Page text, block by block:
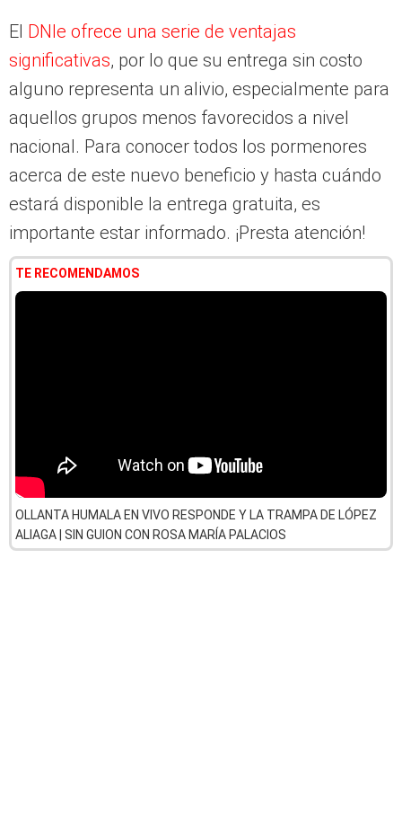
El DNIe ofrece una serie de ventajas
significativas, por lo que su entrega sin costo
alguno representa un alivio, especialmente para
aquellos grupos menos favorecidos a nivel
nacional. Para conocer todos los pormenores
acerca de este nuevo beneficio y hasta cuándo
estará disponible la entrega gratuita, es
importante estar informado. ¡Presta atención!
TE RECOMENDAMOS
OLLANTA HUMALA EN VIVO RESPONDE Y LA TRAMPA DE LÓPEZ
ALIAGA | SIN GUION CON ROSA MARÍA PALACIOS